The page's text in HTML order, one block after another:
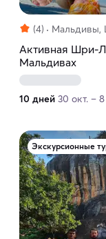
(4) Мальдивы,
Активная Шри-
Мальдивах
10 дней 30 окт. –
Экскурсионные